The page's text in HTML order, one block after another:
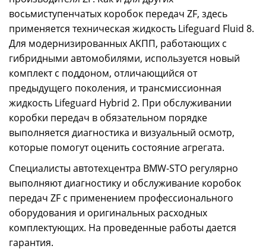
восьмиступенчатых коробок передач ZF, здесь
применяется техническая жидкость Lifeguard Fluid 8.
Для модернизированных АКПП, работающих с
гибридными автомобилями, используется новый
комплект с поддоном, отличающийся от
предыдущего поколения, и трансмиссионная
жидкость Lifeguard Hybrid 2. При обслуживании
коробки передач в обязательном порядке
выполняется диагностика и визуальный осмотр,
которые помогут оценить состояние агрегата.
Специалисты автотехцентра BMW-STO регулярно
выполняют диагностику и обслуживание коробок
передач ZF с применением профессионального
оборудования и оригинальных расходных
комплектующих. На проведенные работы дается
гарантия.